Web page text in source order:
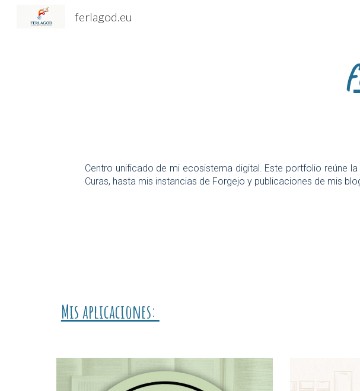
ferlagod.eu
Centro unificado de mi ecosistema digital. Este portfolio reúne
Curas, hasta mis instancias de Forgejo y publicaciones de mis
Mis aplicaciones: